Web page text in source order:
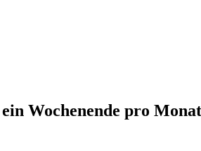
Wochenende pro